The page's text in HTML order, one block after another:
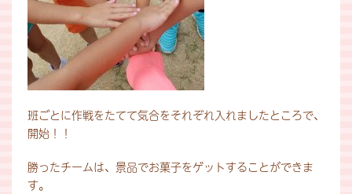
班ごとに作戦をたてて気合をそれぞれ入れましたところで、
開始！！
勝ったチームは、景品でお菓子をゲットすることができま
す。